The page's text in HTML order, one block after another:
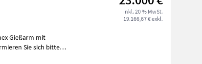
inkl. 20 % MwSt.
19.166,67 € exkl.